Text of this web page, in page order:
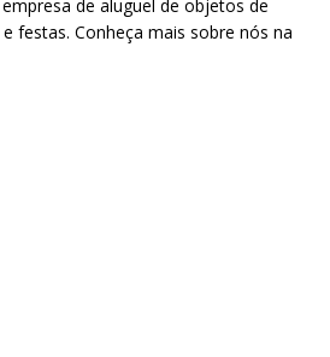
de aluguel de objetos de
festas. Conheça mais sobre nós na